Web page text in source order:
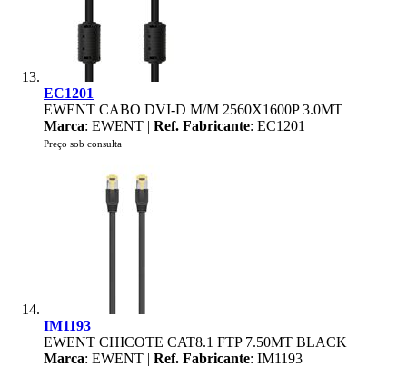
EC1201
EWENT CABO DVI-D M/M 2560X1600P 3.0MT
Marca: EWENT | Ref. Fabricante: EC1201
Preço sob consulta
IM1193
EWENT CHICOTE CAT8.1 FTP 7.50MT BLACK
Marca: EWENT | Ref. Fabricante: IM1193